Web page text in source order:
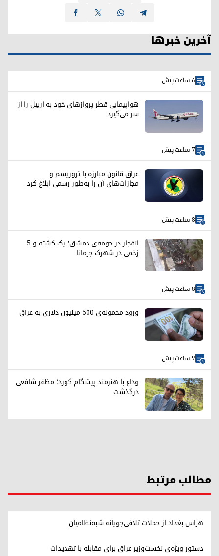
آخرین خبرها
6 ساعت پیش
هواپیمایی قطر پروازهای خود به اربیل را از
سر می‌گیرد
7 ساعت پیش
عراق قانون مبارزه با تروریسم و
مجازات‌های آن را به‌طور رسمی ابلاغ کرد
8 ساعت پیش
انفجار در حومه‌ی دمشق؛ یک کشته و ۵
زخمی در شهرک جرمانا
8 ساعت پیش
ورود محموله‌ی ۵۰۰ میلیون دلاری به عراق
9 ساعت پیش
وداع با هنرمند پیشگام کورد؛ مظفر شافعی
درگذشت
مطالب مرتبط
هراس بغداد از حملات تلافی‌جویانه شبه‌نظامیان
دستور ویژه‌ی نخست‌وزیر عراق برای مقابله با تهدیدات